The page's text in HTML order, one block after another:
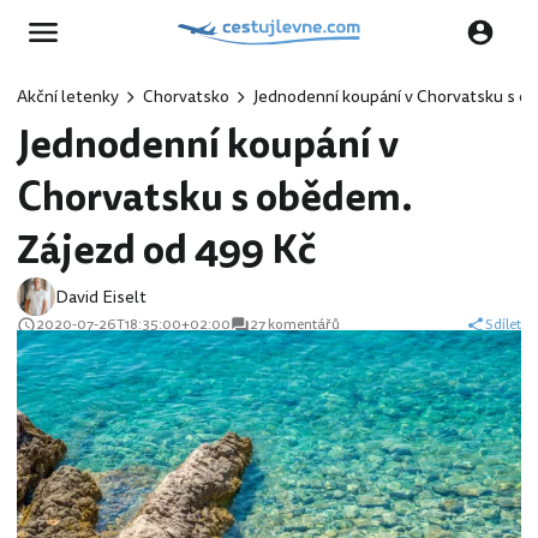
Akční letenky Chorvatsko Jednodenní koupání v Chorvatsku s
Jednodenní koupání v
Chorvatsku s obědem.
Zájezd od 499 Kč
David Eiselt
2020-07-26T18:35:00+02:00 27 komentářů Sdílet